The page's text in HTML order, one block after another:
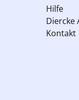
Hilfe
Diercke
Kontakt